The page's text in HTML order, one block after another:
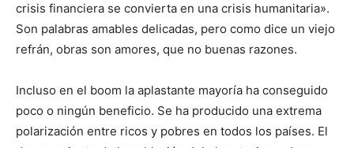
crisis financiera se convierta en una crisis humanitaria».
Son palabras amables delicadas, pero como dice un viejo
refrán, obras son amores, que no buenas razones.
Incluso en el boom la aplastante mayoría ha conseguido
poco o ningún beneficio. Se ha producido una extrema
polarización entre ricos y pobres en todos los países. El